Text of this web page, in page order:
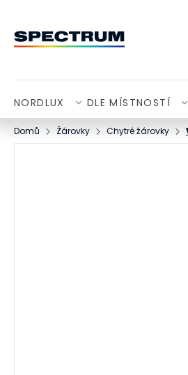
NORDLUX DLE MÍSTNOSTÍ
Domů Žárovky Chytré žárovky